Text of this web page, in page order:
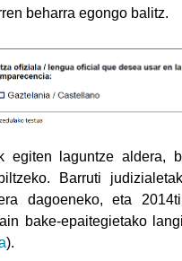
beharra egongo balitz.
egiten laguntze aldera,
Barruti
dagoeneko, eta
bake-epaitegietako
).